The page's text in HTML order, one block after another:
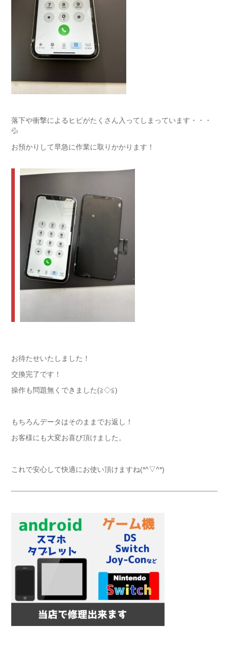
落下や衝撃によるヒビがたくさん入ってしまっています・・・
💦
お預かりして早急に作業に取りかかります！
お待たせいたしました！
交換完了です！
操作も問題無くできました(≧◇≦)
もちろんデータはそのままでお返し！
お客様にも大変お喜び頂けました。
これで安心して快適にお使い頂けますね(*^▽^*)